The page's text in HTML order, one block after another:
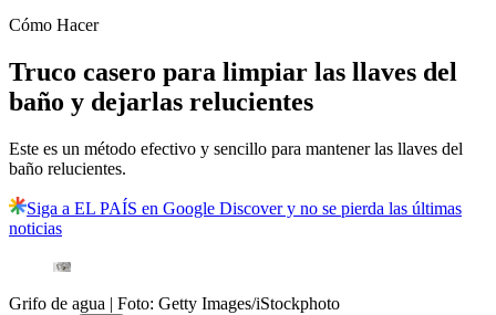
Cómo Hacer
Truco casero para limpiar las llaves del
baño y dejarlas relucientes
Este es un método efectivo y sencillo para mantener las llaves del
baño relucientes.
Siga a EL PAÍS en Google Discover y no se pierda las últimas
noticias
Grifo de agua | Foto: Getty Images/iStockphoto